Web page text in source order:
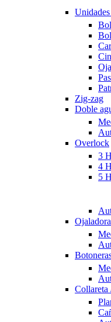
Zig-zag
Doble
Overlock
3
4
5
Collareta